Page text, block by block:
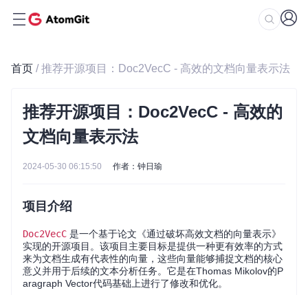
首页 / 推荐开源项目：Doc2VecC - 高效的文档向量表示法
推荐开源项目：Doc2VecC - 高效的
文档向量表示法
2024-05-30 06:15:50 作者：钟日瑜
项目介绍
Doc2VecC 是一个基于论文《通过破坏高效文档的向量表示》
实现的开源项目。该项目主要目标是提供一种更有效率的方式
来为文档生成有代表性的向量，这些向量能够捕捉文档的核心
意义并用于后续的文本分析任务。它是在Thomas Mikolov的P
aragraph Vector代码基础上进行了修改和优化。